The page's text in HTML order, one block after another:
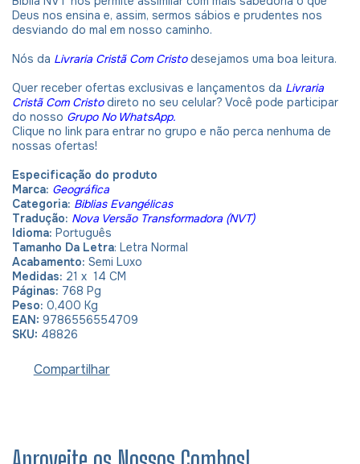
Deus nos ensina e, assim, sermos sábios e prudentes nos
desviando do mal em nosso caminho.
Nós da Livraria Cristã Com Cristodesejamos uma boa leitura.
Quer receber ofertas exclusivas e lançamentos da Livraria
Cristã Com Cristodireto no seu celular? Você pode participar
do nosso Grupo No WhatsApp.
Clique no link para entrar no grupo e não perca nenhuma de
nossas ofertas!
Especificação do produto
Marca: Geográfica
Categoria: Biblias Evangélicas
Tradução: Nova Versão Transformadora (NVT)
Idioma: Português
Tamanho Da Letra: Letra Normal
Acabamento: Semi Luxo
Medidas: 21 x 14 CM
Páginas: 768 Pg
Peso: 0,400 Kg
EAN: 9786556554709
SKU: 48826
Compartilhar